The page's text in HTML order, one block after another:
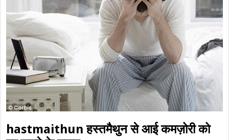
hastmaithun हस्तमैथुन से आई कमज़ोरी को